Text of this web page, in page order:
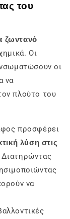
του
ζωντανό
Οι
οι
να
πλούτο του
προσφέρει
λύση στις
Διατηρώντας
να